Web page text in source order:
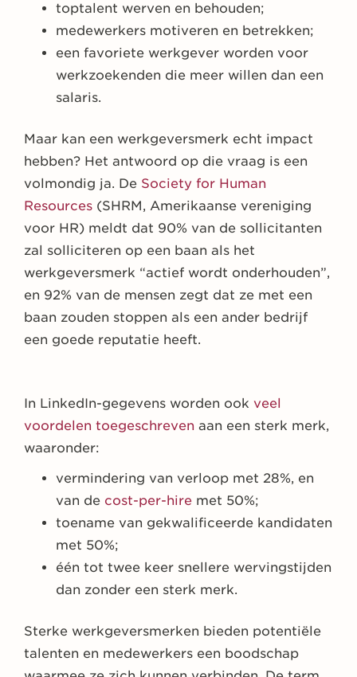
toptalent werven en behouden;
medewerkers motiveren en betrekken;
een favoriete werkgever worden voor
werkzoekenden die meer willen dan een
salaris.
Maar kan een werkgeversmerk echt impact
hebben? Het antwoord op die vraag is een
volmondig ja. De Society for Human
Resources (SHRM, Amerikaanse vereniging
voor HR) meldt dat 90% van de sollicitanten
zal solliciteren op een baan als het
werkgeversmerk “actief wordt onderhouden”,
en 92% van de mensen zegt dat ze met een
baan zouden stoppen als een ander bedrijf
een goede reputatie heeft.
In LinkedIn-gegevens worden ook veel
voordelen toegeschreven aan een sterk merk,
waaronder:
vermindering van verloop met 28%, en
van de cost-per-hire met 50%;
toename van gekwalificeerde kandidaten
met 50%;
één tot twee keer snellere wervingstijden
dan zonder een sterk merk.
Sterke werkgeversmerken bieden potentiële
talenten en medewerkers een boodschap